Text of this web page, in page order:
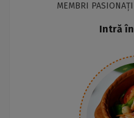
MEMBRI
Intră